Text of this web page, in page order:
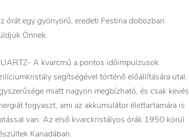
órát egy gyönyörű, eredeti Festina dobozban
Önnek.
A kvarcmű a pontos időimpulzusok
segítségével történő előállítására utal.
miatt nagyon megbízható, és csak kevés
fogyaszt, ami az akkumulátor élettartamára is
van. Az első kvarckristályos órák 1950 körül
Kanadában.